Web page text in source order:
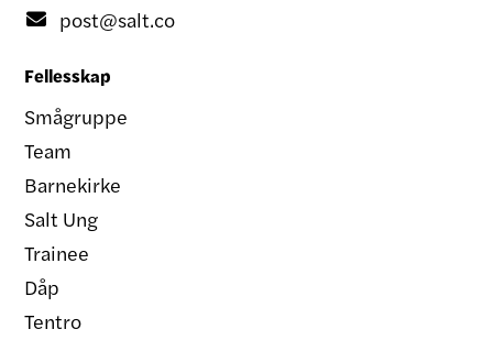
 post@salt.co
Fellesskap
Smågruppe
Team
Barnekirke
Salt Ung
Trainee
Dåp
Tentro